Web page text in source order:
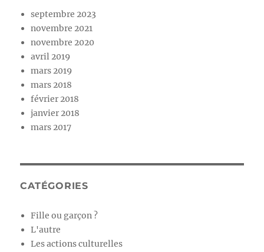
septembre 2023
novembre 2021
novembre 2020
avril 2019
mars 2019
mars 2018
février 2018
janvier 2018
mars 2017
CATÉGORIES
Fille ou garçon ?
L'autre
Les actions culturelles